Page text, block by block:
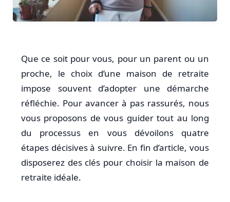
Que ce soit pour vous, pour un parent ou un
proche, le choix d’une maison de retraite
impose souvent d’adopter une démarche
réfléchie. Pour avancer à pas rassurés, nous
vous proposons de vous guider tout au long
du processus en vous dévoilons quatre
étapes décisives à suivre. En fin d’article, vous
disposerez des clés pour choisir la maison de
retraite idéale.